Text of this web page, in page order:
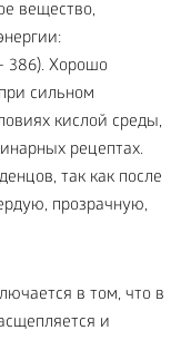
вещество,
386). Хорошо
сильном
кислой среды,
рецептах.
так как после
прозрачную,
в том, что в
и